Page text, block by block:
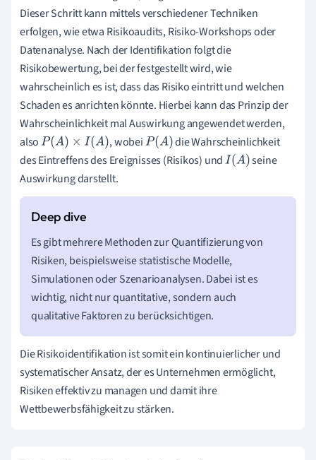
Dieser Schritt kann mittels verschiedener Techniken
erfolgen, wie etwa Risikoaudits, Risiko-Workshops oder
Datenanalyse. Nach der Identifikation folgt die
Risikobewertung, bei der festgestellt wird, wie
wahrscheinlich es ist, dass das Risiko eintritt und welchen
Schaden es anrichten könnte. Hierbei kann das Prinzip der
Wahrscheinlichkeit mal Auswirkung angewendet werden,
alsoP(A)×I( A) , wobeiP(A)
die Wahrscheinlichkeit
des Eintreffens des Ereignisses (Risikos) undI(A)
seine
Auswirkung darstellt.
Es gibt mehrere Methoden zur Quantifizierung von
Risiken, beispielsweise statistische Modelle,
Simulationen oder Szenarioanalysen. Dabei ist es
wichtig, nicht nur quantitative, sondern auch
qualitative Faktoren zu berücksichtigen.
Die Risikoidentifikation ist somit ein kontinuierlicher und
systematischer Ansatz, der es Unternehmen ermöglicht,
Risiken effektiv zu managen und damit ihre
Wettbewerbsfähigkeit zu stärken.